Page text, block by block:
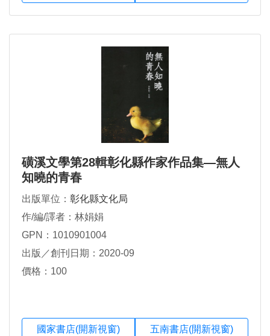
磺溪文學第28輯彰化縣作家作品集—無人
知曉的青春
出版單位： 彰化縣文化局
作/編/譯者：林娟娟
GPN：1010901004
出版／創刊日期：2020-09
價格：100
國家書店(開新視窗) 五南書店(開新視窗)